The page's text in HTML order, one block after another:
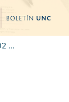
Edición 002/2025 del 02 de junio de 2025